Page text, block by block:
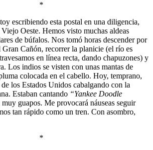
*
escribiendo esta postal en una diligencia,
Oeste. Hemos visto muchas aldeas
de búfalos. Nos tomó horas descender por
Gran Cañón, recorrer la planicie (el río es
en línea recta, dando chapuzones) y
Los indios se visten con unas mantas de
colocada en el cabello. Hoy, temprano,
los Estados Unidos cabalgando con la
Estaban cantando “Yankee Doodle
guapos. Me provocará náuseas seguir
tan rápido como un tren. Con asombro,
*